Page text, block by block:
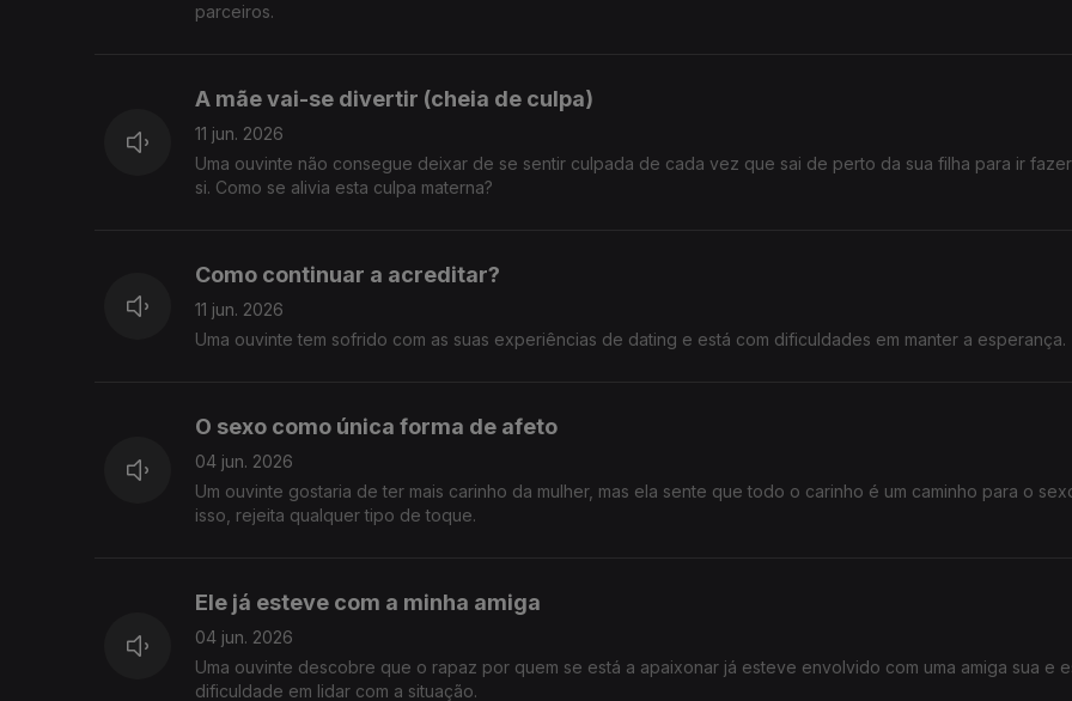
parceiros.
A mãe vai-se divertir (cheia de culpa)
11 jun. 2026
Uma ouvinte não consegue deixar de se sentir culpada de cada vez que sai de perto da sua filha para ir
si. Como se alivia esta culpa materna?
Como continuar a acreditar?
11 jun. 2026
Uma ouvinte tem sofrido com as suas experiências de dating e está com dificuldades em manter a esperança.
O sexo como única forma de afeto
04 jun. 2026
Um ouvinte gostaria de ter mais carinho da mulher, mas ela sente que todo o carinho é um caminho para o
isso, rejeita qualquer tipo de toque.
Ele já esteve com a minha amiga
04 jun. 2026
Uma ouvinte descobre que o rapaz por quem se está a apaixonar já esteve envolvido com uma amiga sua e
dificuldade em lidar com a situação.